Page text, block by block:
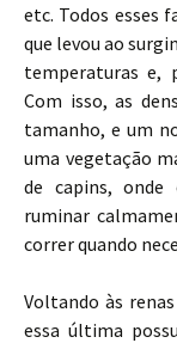
etc. Todos esses
que levou ao
temperaturas e,
Com isso, as
tamanho, e um
uma vegetação
de capins,
ruminar
correr quando
Voltando às
essa última